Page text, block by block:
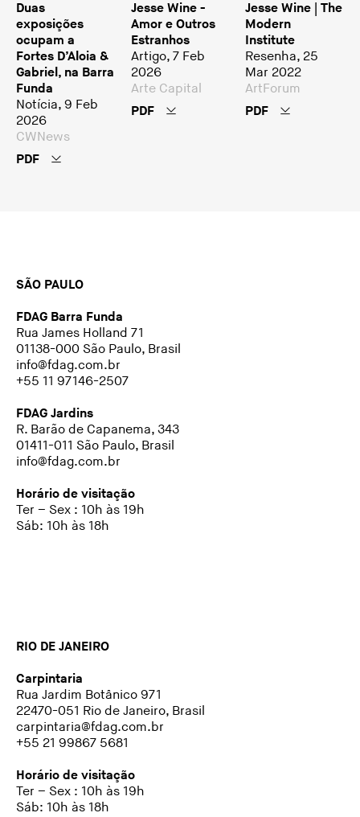
Duas
exposições
ocupam a
Fortes D’Aloia &
Gabriel, na Barra
Funda
Notícia, 9 Feb
2026
CWNews
PDF
Jesse Wine -
Amor e Outros
Estranhos
Artigo, 7 Feb
2026
Arte Capital
PDF
Jesse Wine | The
Modern
Institute
Resenha, 25
Mar 2022
ArtForum
PDF
SÃO PAULO
FDAG Barra Funda
Rua James Holland 71
01138-000 São Paulo, Brasil
info@fdag.com.br
+55 11 97146-2507
FDAG Jardins
R. Barão de Capanema, 343
01411-011 São Paulo, Brasil
info@fdag.com.br
Horário de visitação
Ter – Sex : 10h às 19h
Sáb: 10h às 18h
RIO DE JANEIRO
Carpintaria
Rua Jardim Botânico 971
22470-051 Rio de Janeiro, Brasil
carpintaria@fdag.com.br
+55 21 99867 5681
Horário de visitação
Ter – Sex : 10h às 19h
Sáb: 10h às 18h